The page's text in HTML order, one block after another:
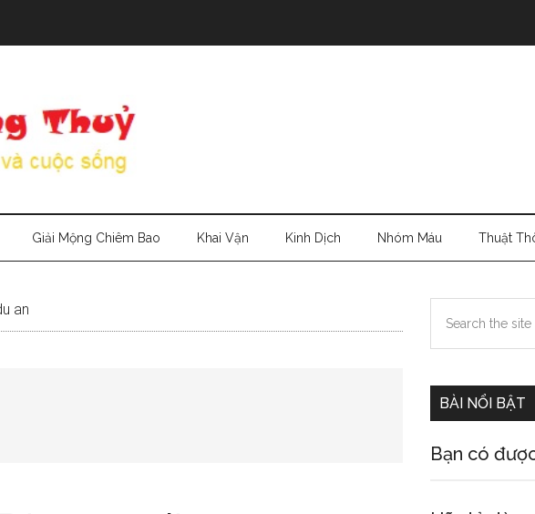
Giải Mộng Chiêm Bao Khai Vận Kinh Dịch Nhóm Máu Thuật
an
Primary
Sidebar
the
BÀI NỔI BẬT
Bạn có